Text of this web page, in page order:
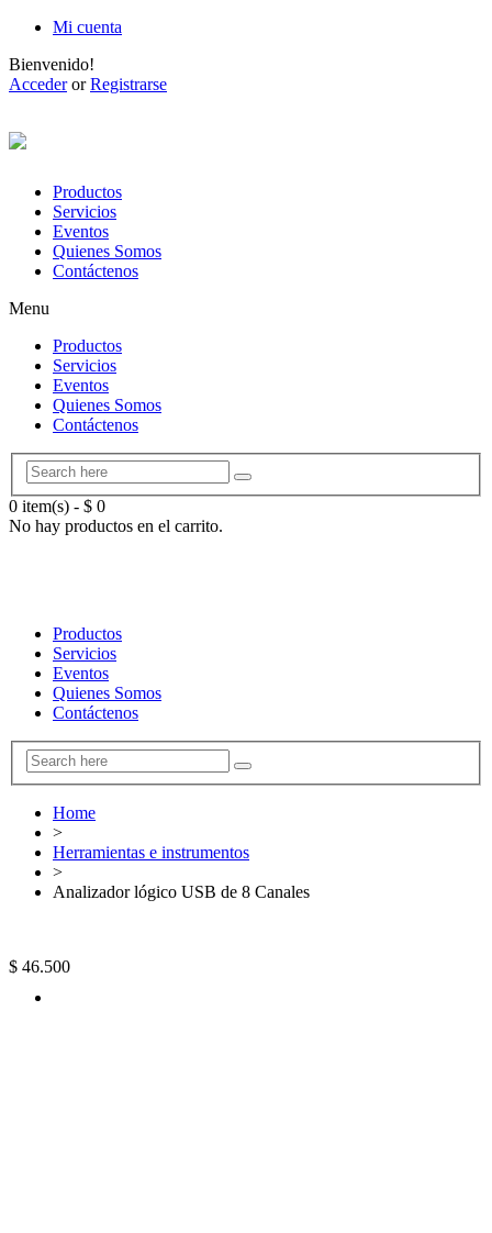
Mi cuenta
Bienvenido!
AccederorRegistrarse
Productos
Servicios
Eventos
Quienes Somos
Contáctenos
Menu
Productos
Servicios
Eventos
Quienes Somos
Contáctenos
0 item(s) - $ 0
No hay productos en el carrito.
Productos
Servicios
Eventos
Quienes Somos
Contáctenos
Home
>
Herramientas e instrumentos
>
Analizador lógico USB de 8 Canales
$ 46.500